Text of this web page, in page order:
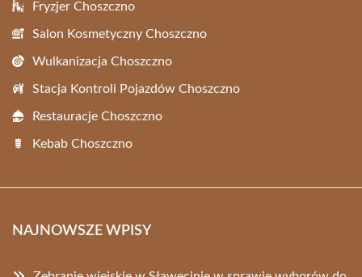
Fryzjer Choszczno
Salon Kosmetyczny Choszczno
Wulkanizacja Choszczno
Stacja Kontroli Pojazdów Choszczno
Restauracje Choszczno
Kebab Choszczno
NAJNOWSZE WPISY